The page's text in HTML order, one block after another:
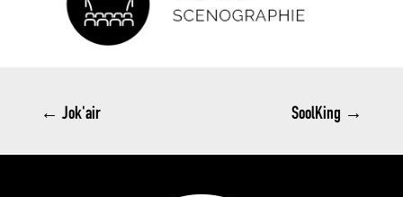
←Jok'air SoolKing →